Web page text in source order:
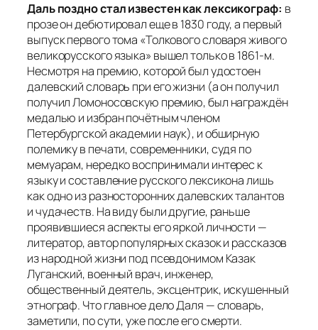
Даль поздно стал известен как лексикограф: в
прозе он дебютировал еще в 1830 году, а первый
выпуск первого тома «Толкового словаря живого
великорусского языка» вышел только в 1861-м.
Несмотря на премию, которой был удостоен
далевский словарь при его жизни (а он получил
получил Ломоносовскую премию, был награждён
медалью и избран почётным членом
Петербургской академии наук), и обширную
полемику в печати, современники, судя по
мемуарам, нередко воспринимали интерес к
языку и составление русского лексикона лишь
как одно из разносторонних далевских талантов
и чудачеств. На виду были другие, раньше
проявившиеся аспекты его яркой личности —
литератор, автор популярных сказок и рассказов
из народной жизни под псевдонимом Казак
Луганский, военный врач, инженер,
общественный деятель, эксцентрик, искушенный
этнограф. Что главное дело Даля — словарь,
заметили, по сути, уже после его смерти.